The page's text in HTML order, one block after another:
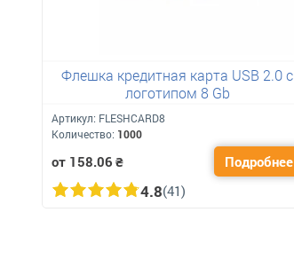
Флешка кредитная карта USB 2.0 с
логотипом 8 Gb
Артикул: FLESHCARD8
Количество: 1000
от 158.06 ₴ Подробнее
4.8(41)